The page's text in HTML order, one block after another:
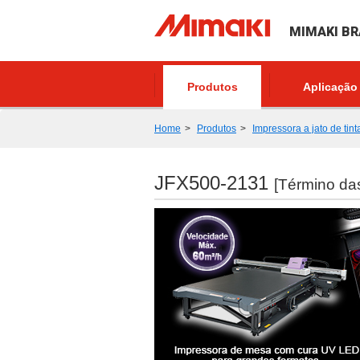
MIMAKI
Produtos Aplicação
Home Produtos Impressora a jato de
JFX500-2131 [Término